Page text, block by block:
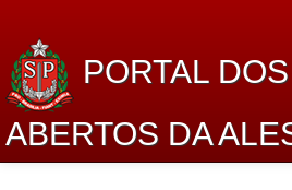
PORTAL
ABERTOS DA